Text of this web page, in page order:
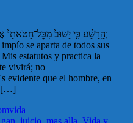
estatutos y practica la
vivirá; no
evidente que el hombre, en
[…]
vida
gan, juicio, mas alla, Vida y